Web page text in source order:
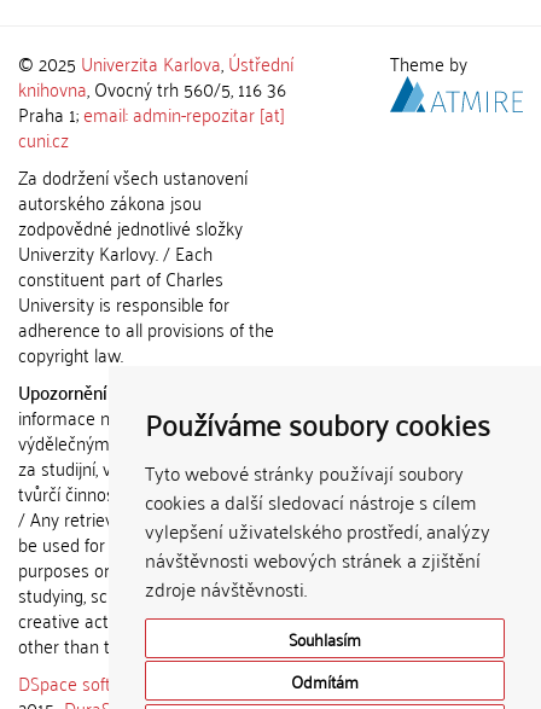
Používáme soubory cookies
Tyto webové stránky používají soubory
cookies a další sledovací nástroje s cílem
vylepšení uživatelského prostředí, analýzy
návštěvnosti webových stránek a zjištění
zdroje návštěvnosti.
Souhlasím
Odmítám
© 2025 Univerzita Karlova,Ústřední
knihovna, Ovocný trh 560/5, 116 36
Praha 1;email: admin-repozitar [at]
cuni.cz
Za dodržení všech ustanovení
autorského zákona jsou
zodpovědné jednotlivé složky
Univerzity Karlovy. / Each
constituent part of Charles
University is responsible for
adherence to all provisions of the
copyright law.
Upozornění / Notice:
informace nemohou být použity k
výdělečným účelům nebo vydávány
za studijní, vědeckou nebo jinou
tvůrčí činnost jiné osoby než autora.
/ Any retrieved information shall not
be used for any commercial
purposes or claimed as results of
studying, scientific or any other
creative activities of any person
other than the author.
DSpace software
copyright © 2002-
Theme by